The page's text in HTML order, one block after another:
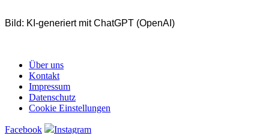
Bild: KI-generiert mit ChatGPT (OpenAI)
Über uns
Kontakt
Impressum
Datenschutz
Cookie Einstellungen
Facebook Instagram